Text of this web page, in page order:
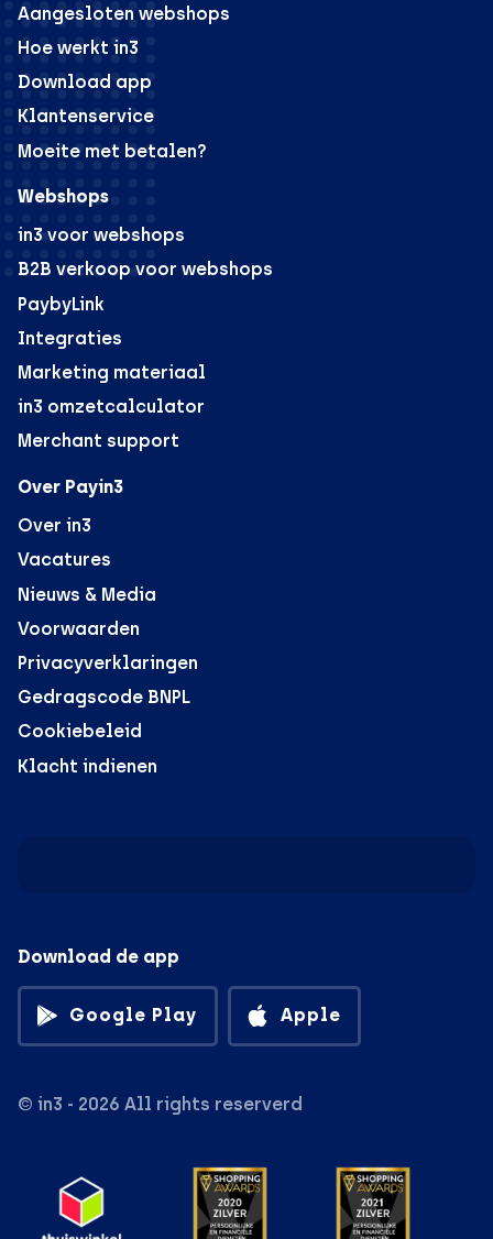
Aangesloten webshops
Hoe werkt in3
Download app
Klantenservice
Moeite met betalen?
Webshops
in3 voor webshops
B2B verkoop voor webshops
PaybyLink
Integraties
Marketing materiaal
in3 omzetcalculator
Merchant support
Over Payin3
Over in3
Vacatures
Nieuws & Media
Voorwaarden
Privacyverklaringen
Gedragscode BNPL
Cookiebeleid
Klacht indienen
Download de app
Google Play Apple
© in3 - 2026 All rights reserverd